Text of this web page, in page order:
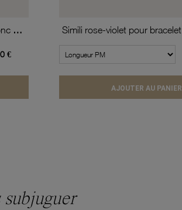
Simili orange-crème pour bracelet jonc enfant Méli Versa, 10mm
€
AJOUTER AU PANIER